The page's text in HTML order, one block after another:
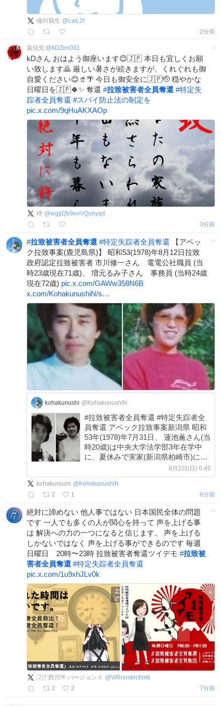
魂叫我生 @ LwL2f
2分前
返信先:@ kDZen001
kDさん おはよう御座います😊🇯🇵 本日も宜しくお願
い致します🙇 厳しい暑さが続きますが、くれぐれも御
自愛ください😊🥤🌴 今日も御安全に🇯🇵🫡 穏やかな
日曜日を🇯🇵🍀✨ 奪還 #拉致被害者全員奪還 #特定失
踪者全員奪還 #スパイ防止法の制定を
pic.x.com/9qHuAKXAOp
侍 @wggQb9eoVQunyqd
4分前
#拉致被害者全員奪還 #特定失踪者全員奪還 【アベッ
ク拉致事案(鹿児島県)】 昭和53(1978)年8月12日拉致
政府認定拉致被害者 市川修一さん 電電公社職員 (当
時23歳現在71歳)、 増元るみ子さん 事務員 (当時24歳
現在72歳) pic.x.com/GAWw358N6B
x.com/KohakunushiN/s…
kohakunushi @KohakunushiN
#拉致被害者全員奪還 #特定失踪者全
員奪還 アベック拉致事案新潟県 昭和
53年(1978)年7月31日、 蓮池薫さん(当
時20歳)は中央大学法学部3年在学中
に、夏休みで実家(新潟県柏崎市)に帰
省していた。 奥土祐木子さん(当時22
歳)はカネボウの美容指導員として働
8月2日(日) 0:45
kohakunushi @ KohakunushiN
2
1 6分前
絶対に諦めない 他人事ではない 日本国民全体の問題
です 一人でも多くの人が関心を持って 声を上げる事
は 解決への力の一つになると信じます。 声を上げる
しかないではなく 声を上げる事ができるのです 毎週
日曜日 20時〜23時 拉致被害者奪還ツイデモ #拉致被
害者全員奪還 #特定失踪者全員奪還
pic.x.com/1u9xhJLv0k
🇯🇵西川🎌 バージョンⅡ @WRrsmkrcbmb
2
2 7分前